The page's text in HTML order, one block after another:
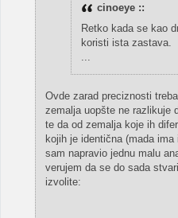
cinoeye ::
Retko kada se kao
koristi ista zastava.
...
Ovde zarad preciznosti
zemalja uopšte ne razlikuje
te da od zemalja koje ih
kojih je identična (mada
sam napravio jednu malu
verujem da se do sada
izvolite: